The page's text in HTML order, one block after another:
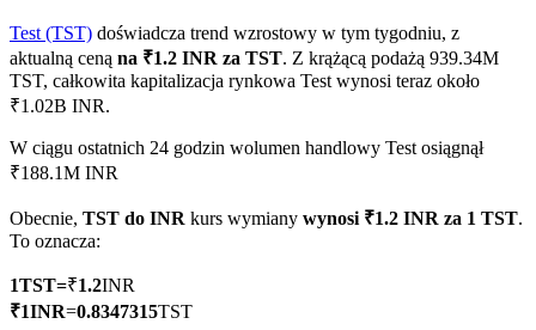
Kontrakty terminowe COIN-M
Kontrakty terminowe na kryptowaluty
Instrumenty pochodne na akcje, forex, metale szlachetne i
Test (TST) doświadcza trend wzrostowy w tym tygodniu, z
aktualną ceną na ₹1.2 INR za TST. Z krążącą podażą 939.34M
TST, całkowita kapitalizacja rynkowa Test wynosi teraz około
₹1.02B INR.
W ciągu ostatnich 24 godzin wolumen handlowy Test osiągnął
₹188.1M INR
Obecnie, TST do INR kurs wymiany wynosi ₹1.2 INR za 1 TST.
To oznacza:
1TST=₹1.2INR
₹1INR=0.8347315TST